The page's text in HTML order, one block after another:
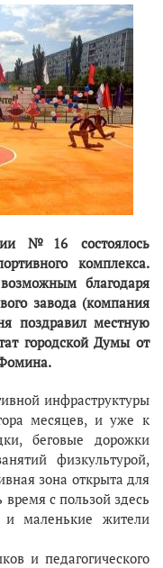
№16 состоялось
комплекса.
благодаря
завода (компания
поздравил местную
городской Думы от
инфраструктуры
месяцев, и уже к
беговые дорожки
физкультурой,
зона открыта для
с пользой здесь
маленькие жители
и педагогического